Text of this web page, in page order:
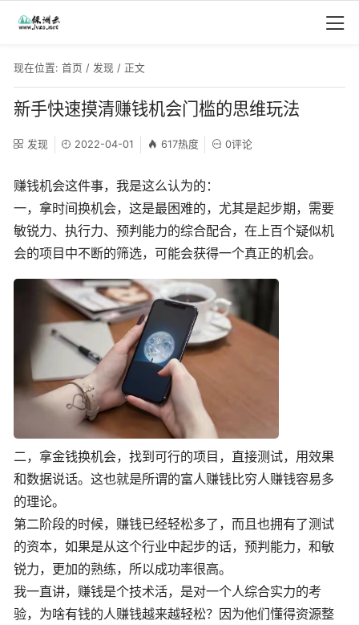
现在位置: 首页 / 发现 / 正文
新手快速摸清赚钱机会门槛的思维玩法
发现 2022-04-01 617热度 0评论
赚钱机会这件事，我是这么认为的：
一，拿时间换机会，这是最困难的，尤其是起步期，需要
敏锐力、执行力、预判能力的综合配合，在上百个疑似机
会的项目中不断的筛选，可能会获得一个真正的机会。
二，拿金钱换机会，找到可行的项目，直接测试，用效果
和数据说话。这也就是所谓的富人赚钱比穷人赚钱容易多
的理论。
第二阶段的时候，赚钱已经轻松多了，而且也拥有了测试
的资本，如果是从这个行业中起步的话，预判能力，和敏
锐力，更加的熟练，所以成功率很高。
我一直讲，赚钱是个技术活，是对一个人综合实力的考
验，为啥有钱的人赚钱越来越轻松？因为他们懂得资源整